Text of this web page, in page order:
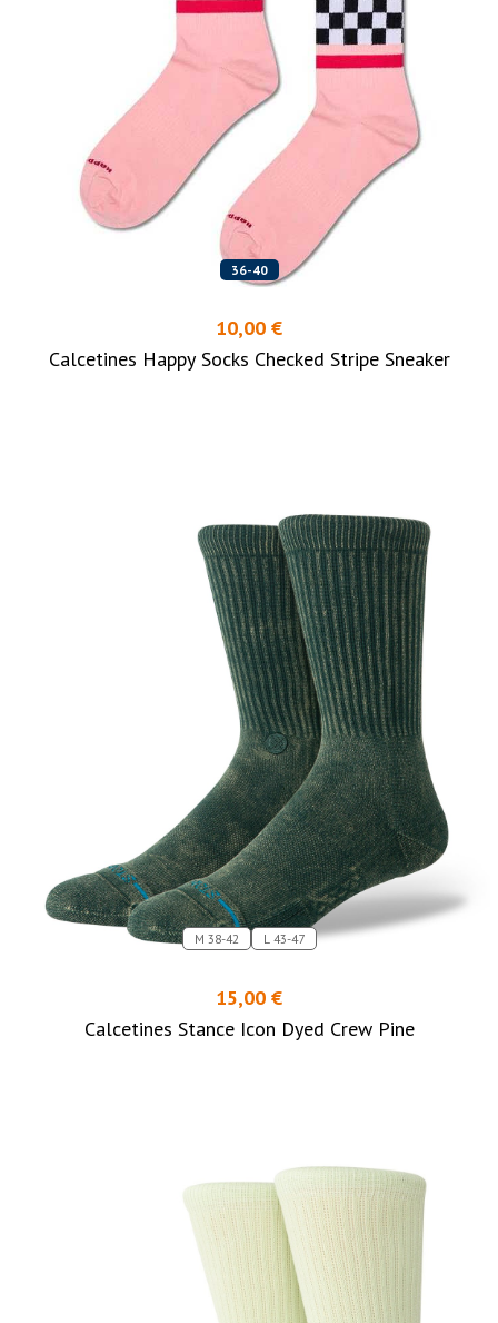
36-40
10,00 €
Calcetines Happy Socks Checked Stripe Sneaker
M 38-42 L 43-47
15,00 €
Calcetines Stance Icon Dyed Crew Pine